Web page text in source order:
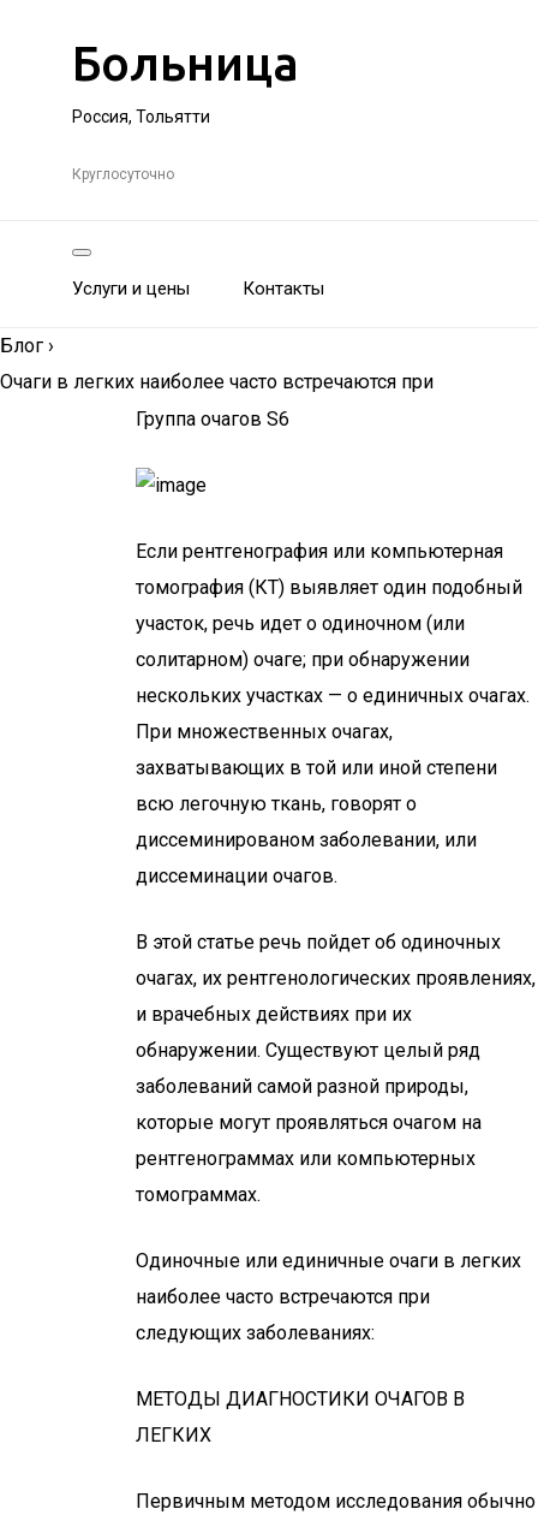
Больница
Россия, Тольятти
Круглосуточно
Услуги и цены Контакты
Блог ›
Очаги в легких наиболее часто встречаются при
Группа очагов S6
Если рентгенография или компьютерная
томография (КТ) выявляет один подобный
участок, речь идет о одиночном (или
солитарном) очаге; при обнаружении
нескольких участках — о единичных очагах.
При множественных очагах,
захватывающих в той или иной степени
всю легочную ткань, говорят о
диссеминированом заболевании, или
диссеминации очагов.
В этой статье речь пойдет об одиночных
очагах, их рентгенологических проявлениях,
и врачебных действиях при их
обнаружении. Существуют целый ряд
заболеваний самой разной природы,
которые могут проявляться очагом на
рентгенограммах или компьютерных
томограммах.
Одиночные или единичные очаги в легких
наиболее часто встречаются при
следующих заболеваниях:
МЕТОДЫ ДИАГНОСТИКИ ОЧАГОВ В
ЛЕГКИХ
Первичным методом исследования обычно